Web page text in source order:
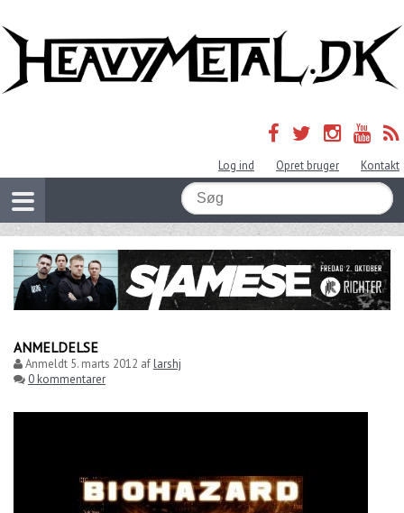
Log ind Opret bruger Kontakt
ANMELDELSE
Anmeldt 5. marts 2012 aflarshj
0 kommentarer